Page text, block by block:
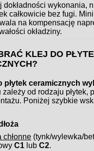
dokładności wykonania,
całkowicie bez fugi.
na kompensację
okładziny.
KLEJ DO
płytek ceramicznych
od rodzaju płytek,
Poniżej szybkie
chłonne (tynk/wylewka/
C1 lubC2.